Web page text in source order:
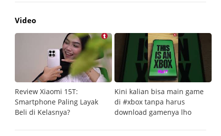
Video
Review Xiaomi 15T:
Smartphone Paling Layak
Beli di Kelasnya?
Kini kalian bisa main game
di #xbox tanpa harus
download gamenya lho